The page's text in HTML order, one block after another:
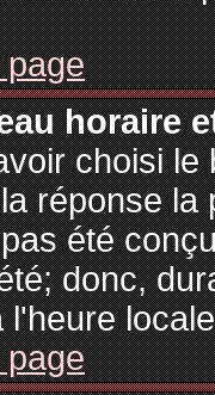
horaire
choisi
réponse
été
donc,